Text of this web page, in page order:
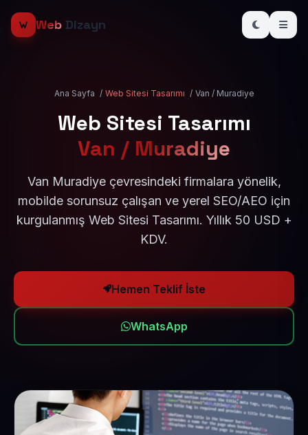
Web Dizayn
Ana Sayfa / Web Sitesi Tasarımı / Van / Muradiye
Web Sitesi Tasarımı
Van / Muradiye
Van Muradiye çevresindeki firmalara yönelik,
mobilde sorunsuz çalışan ve yerel SEO/AEO için
kurgulanmış Web Sitesi Tasarımı. Yıllık 50 USD +
KDV.
Hemen Teklif İste
WhatsApp